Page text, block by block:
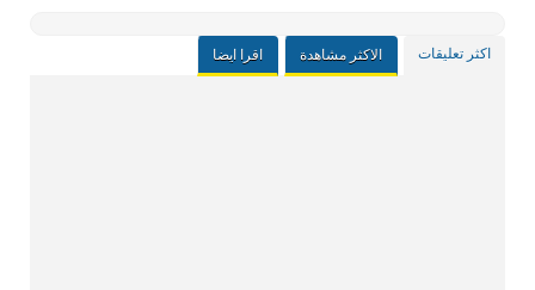
اكثر تعليقات الاكثر مشاهدة اقرا ايضا